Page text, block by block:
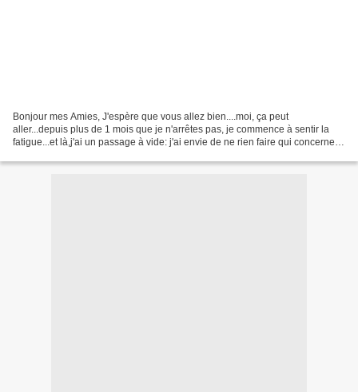
Bonjour mes Amies, J'espère que vous allez bien....moi, ça peut
aller...depuis plus de 1 mois que je n'arrêtes pas, je commence à sentir la
fatigue...et là,j'ai un passage à vide: j'ai envie de ne rien faire qui concerne